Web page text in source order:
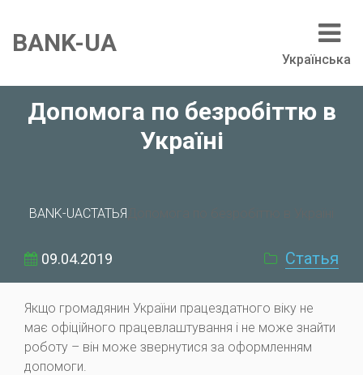
BANK-UA
Українська
Допомога по безробіттю в
Україні
BANK-UAСТАТЬЯ
09.04.2019 Статья
Якщо громадянин України працездатного віку не
має офіційного працевлаштування і не може знайти
роботу – він може звернутися за оформленням
допомоги.